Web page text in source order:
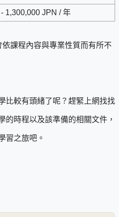
1,300,000 JPN / 年
課程內容與專業性質而有所不
比較有頭緒了呢？趕緊上網找找
的時程以及該準備的相關文件，
習之旅吧。